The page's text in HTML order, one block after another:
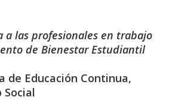
a las profesionales en trabajo
de Bienestar Estudiantil
de Educación Continua,
Social